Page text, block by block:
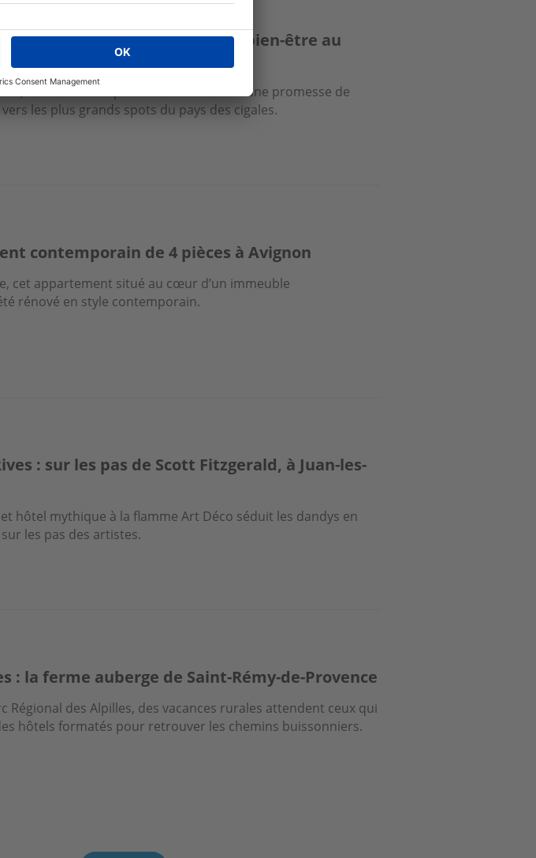
Hôtel & Spa : une bulle de bien-être au
cet écrin d’hospitalité sonne comme une promesse de
les plus grands spots du pays des cigales.
contemporain de 4 pièces à Avignon
cet appartement situé au cœur d’un immeuble
rénové en style contemporain.
: sur les pas de Scott Fitzgerald, à Juan-les-
hôtel mythique à la flamme Art Déco séduit les dandys en
les pas des artistes.
: la ferme auberge de Saint-Rémy-de-Provence
Régional des Alpilles, des vacances rurales attendent ceux qui
hôtels formatés pour retrouver les chemins buissonniers.